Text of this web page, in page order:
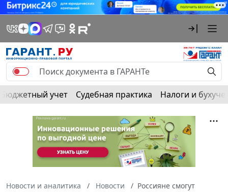
Бюджетный учет Судебная практика Налоги и
Новости и аналитика Новости
Россияне смогут